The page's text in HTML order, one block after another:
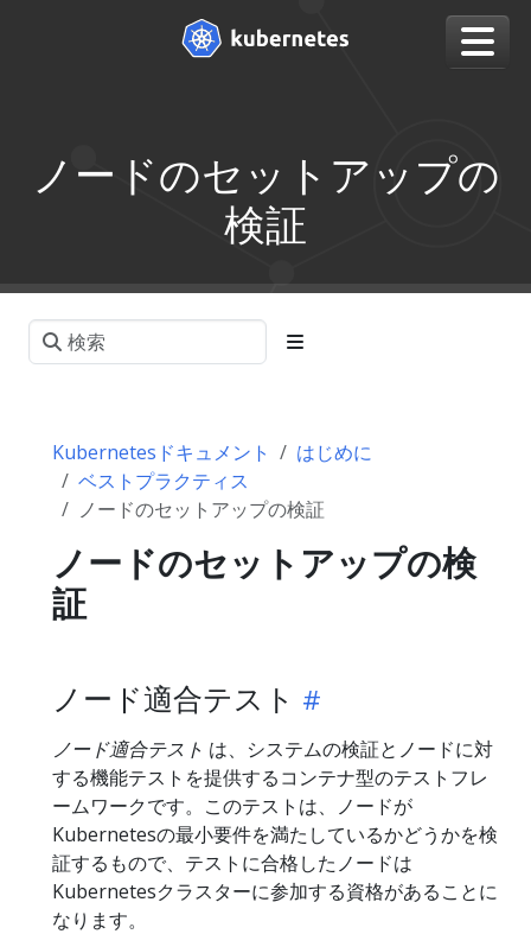
ノードのセットアップの
検証
Kubernetesドキュメント
はじめに
ベストプラクティス
ノードのセットアップの検証
ノードのセットアップの検
証
ノード適合テスト
ノード適合テスト は、システムの検証とノードに対
する機能テストを提供するコンテナ型のテストフレ
ームワークです。このテストは、ノードが
Kubernetesの最小要件を満たしているかどうかを検
証するもので、テストに合格したノードは
Kubernetesクラスターに参加する資格があることに
なります。